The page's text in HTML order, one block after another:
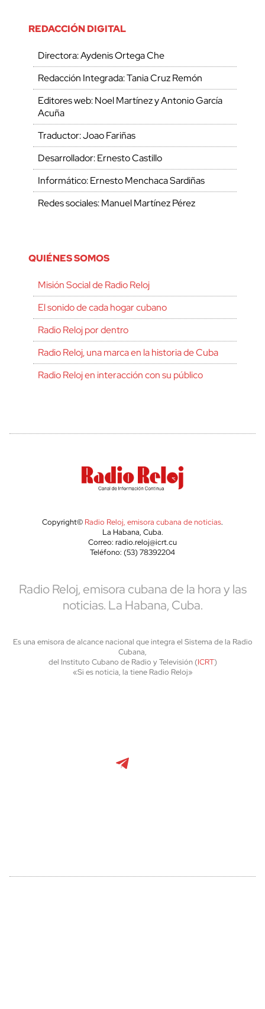
REDACCIÓN DIGITAL
Directora: Aydenis Ortega Che
Redacción Integrada: Tania Cruz Remón
Editores web: Noel Martínez y Antonio García
Acuña
Traductor: Joao Fariñas
Desarrollador: Ernesto Castillo
Informático: Ernesto Menchaca Sardiñas
Redes sociales: Manuel Martínez Pérez
QUIÉNES SOMOS
Misión Social de Radio Reloj
El sonido de cada hogar cubano
Radio Reloj por dentro
Radio Reloj, una marca en la historia de Cuba
Radio Reloj en interacción con su público
Copyright© Radio Reloj, emisora cubana de noticias.
La Habana, Cuba.
Correo: radio.reloj@icrt.cu
Teléfono: (53) 78392204
Radio Reloj, emisora cubana de la hora y las
noticias. La Habana, Cuba.
Es una emisora de alcance nacional que integra el Sistema de la Radio
Cubana,
del Instituto Cubano de Radio y Televisión (ICRT)
«Si es noticia, la tiene Radio Reloj»